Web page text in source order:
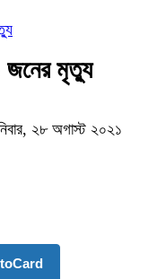
জনের মৃত্যু
২৮ অগাস্ট ২০২১